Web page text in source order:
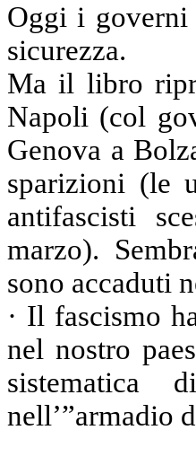
Oggi i governi
sicurezza.
Ma il libro
Napoli (col
Genova a
sparizioni (le
antifascisti
marzo).
sono accaduti
· Il fascismo
nel nostro
sistematica
nell’”armadio